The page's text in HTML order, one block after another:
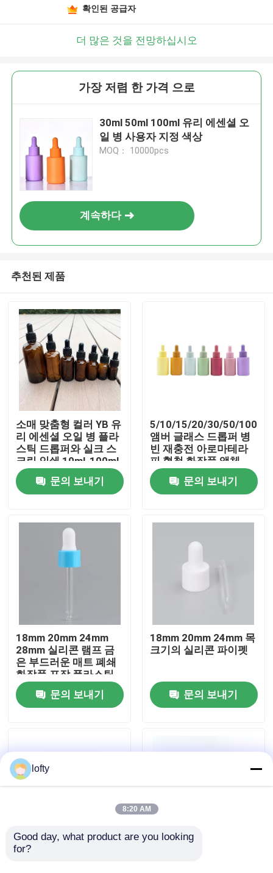
우리에 대하여
공장 여행
연락주세요
뉴스
확인된 공급자
더 많은 것을 전망하십시오
가장 저렴 한 가격 으로
30ml 50ml 100ml 유리 에센셜 오
일 병 사용자 지정 색상
MOQ： 10000pcs
계속하다
추천된 제품
소매 맞춤형 컬러 YB 유
리 에센셜 오일 병 플라
스틱 드롭퍼와 실크 스
크린 인쇄 10ml-100ml
용량
문의 보내기
5/10/15/20/30/50/100ml
앰버 글래스 드롭퍼 병
빈 재충전 아로마테라
피 혈청 화장품 액체
문의 보내기
18mm 20mm 24mm
28mm 실리콘 램프 금
은 부드러운 매트 폐쇄
화장품 포장 플라스틱
방울기 에센셜 오일용
플라스틱 방울기
문의 보내기
18mm 20mm 24mm 목
크기의 실리콘 파이펫
문의 보내기
보로실리케이트 유리
lofty
8:20 AM
Good day, what product are you looking
for?